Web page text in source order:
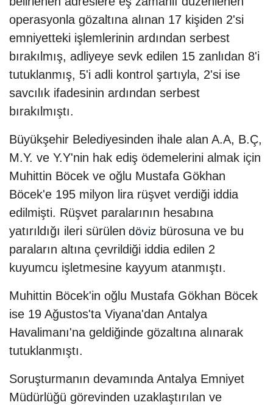
operasyonla gözaltına alınan 17 kişiden 2'si
emniyetteki işlemlerinin ardından serbest
bırakılmış, adliyeye sevk edilen 15 zanlıdan 8'i
tutuklanmış, 5'i adli kontrol şartıyla, 2'si ise
savcılık ifadesinin ardından serbest
bırakılmıştı.
Büyükşehir Belediyesinden ihale alan A.A, B.Ç,
M.Y. ve Y.Y'nin hak ediş ödemelerini almak için
Muhittin Böcek ve oğlu Mustafa Gökhan
Böcek'e 195 milyon lira rüşvet verdiği iddia
edilmişti. Rüşvet paralarının hesabına
yatırıldığı ileri sürülen döviz bürosuna ve bu
paraların altına çevrildiği iddia edilen 2
kuyumcu işletmesine kayyum atanmıştı.
Muhittin Böcek'in oğlu Mustafa Gökhan Böcek
ise 19 Ağustos'ta Viyana'dan Antalya
Havalimanı'na geldiğinde gözaltına alınarak
tutuklanmıştı.
Soruşturmanın devamında Antalya Emniyet
Müdürlüğü görevinden uzaklaştırılan ve